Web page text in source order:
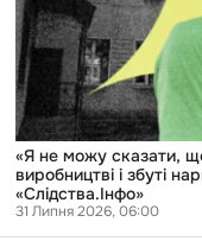
не
винний»,
обвинувачений
виробництві
збуті
наркотиків
зізнався
журналістам
«Слідства.Інфо»
«Я не можу сказати,
виробництві і збуті
«Слідства.Інфо»
31 Липня 2026, 06:00